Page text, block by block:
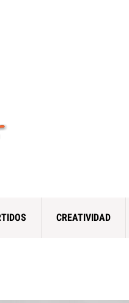
CREATIVIDAD